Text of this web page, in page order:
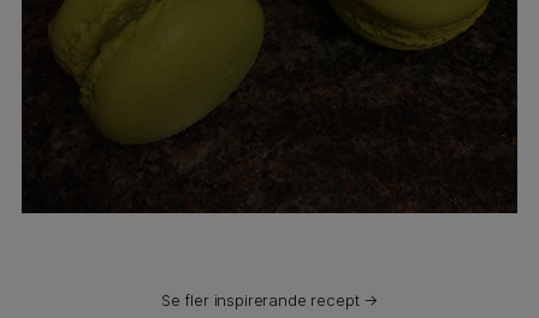
Se fler inspirerande recept →